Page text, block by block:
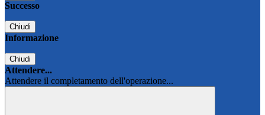
Successo
Chiudi
Informazione
Chiudi
Attendere...
Attendere il completamento dell'operazione...